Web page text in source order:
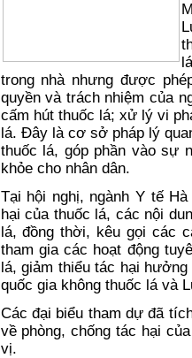
trong nhà nhưng được
quyền và trách nhiệm của
cấm hút thuốc lá; xử lý vi
lá. Đây là cơ sở pháp lý
thuốc lá, góp phần vào sự
khỏe cho nhân dân.
Tại hội nghị, ngành Y tế
hại của thuốc lá, các nội
lá, đồng thời, kêu gọi các
tham gia các hoạt động
lá, giảm thiểu tác hại
quốc gia không thuốc lá và
Các đại biểu tham dự đã
về phòng, chống tác hại
vị.